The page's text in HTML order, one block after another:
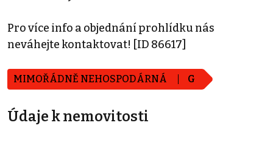
Pro více info a objednání prohlídku nás
neváhejte kontaktovat! [ID 86617]
MIMOŘÁDNĚ NEHOSPODÁRNÁ G
Údaje k nemovitosti